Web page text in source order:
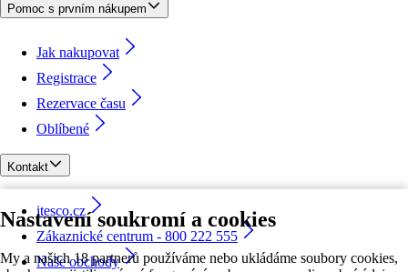
Nastavení soukromí a cookies
My a našich 18 partnerů používáme nebo ukládáme soubory cookies,
Pomoc s prvním nákupem
Jak nakupovat
Registrace
Rezervace času
Oblíbené
Kontakt
itesco.cz
Zákaznické centrum - 800 222 555
Naše obchody